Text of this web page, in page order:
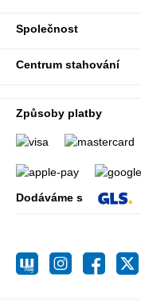
Společnost
Centrum stahování
Způsoby platby
Dodáváme s